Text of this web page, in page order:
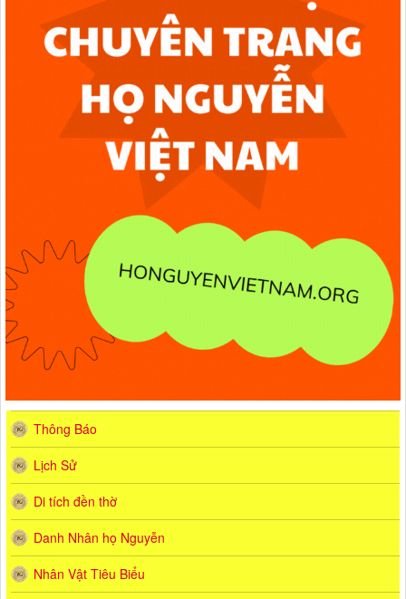
Thông Báo
Lịch Sử
Di tích đền thờ
Danh Nhân họ Nguyễn
Nhân Vật Tiêu Biểu